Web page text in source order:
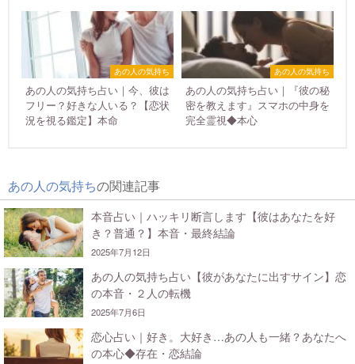
あの人の気持ち
あの人の気持ち占い｜今、彼は
フリー？好きな人いる？【恋状
況を視る鑑定】本命
あの人の気持ち
あの人の気持ち占い｜『彼の秘
密を教えます』スマホの中身を
完全霊視◆本心
あの人の気持ちの関連記事
本音占い｜ハッキリ断言します【彼はあなたを好
き？普通？】本音・最終結論
2025年7月12日
あの人の気持ち占い【彼があなたに出すサイン】恋
の本音・２人の転機
2025年7月6日
恋心占い｜好き。大好き…あの人も一緒？あなたへ
の本心◆存在・恋結論